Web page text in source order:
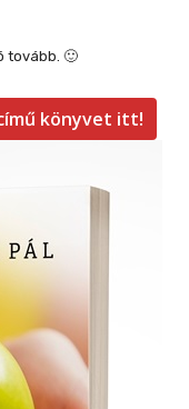
tovább. 🙂
könyvet itt!